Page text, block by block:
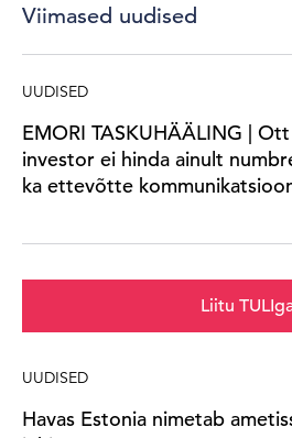
Viimased uudised
UUDISED
EMORI TASKUHÄÄLING | Ott
investor ei hinda ainult
ka ettevõtte
Liitu
UUDISED
Havas Estonia nimetab